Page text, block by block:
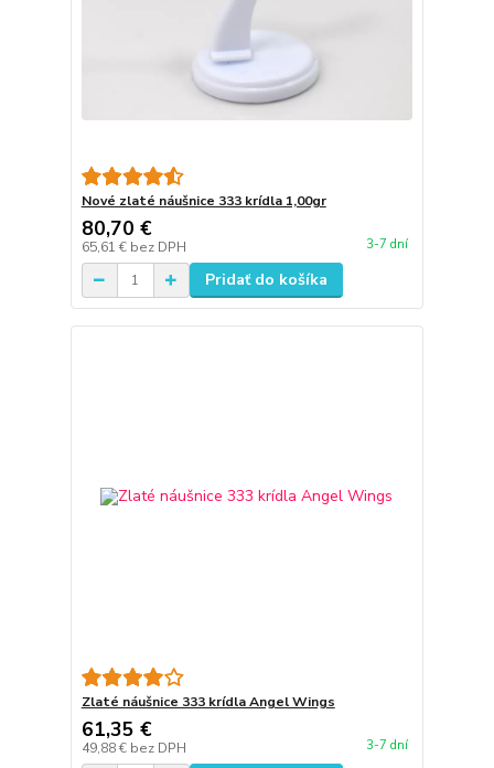
Nové zlaté náušnice 333 krídla 1,00gr
80,70 €
65,61 € bez DPH 3-7 dní
Pridať do košíka
Zlaté náušnice 333 krídla Angel Wings
61,35 €
49,88 € bez DPH 3-7 dní